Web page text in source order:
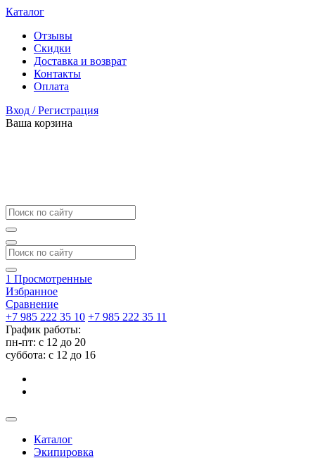
Каталог
Отзывы
Скидки
Доставка и возврат
Контакты
Оплата
Вход / Регистрация
Ваша корзина
1 Просмотренные
Избранное
Сравнение
+7 985 222 35 10 +7 985 222 35 11
График работы:
пн-пт: с 12 до 20
суббота: c 12 до 16
Каталог
Экипировка